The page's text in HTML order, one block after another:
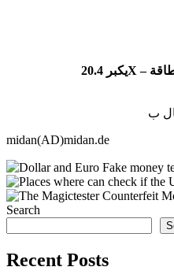
يكبر 20.4X – تكلفة أقل من 10 يورو – هو حجم بطاقة
midan(AD)midan.de
Search
Recent Posts